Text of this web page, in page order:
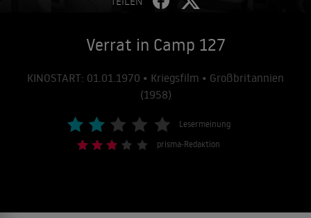
Verrat in Camp 127
KINOSTART: 01.01.1970 • Kriegsfilm • Großbritannien
(1958)
Lesermeinung
prisma-Redaktion